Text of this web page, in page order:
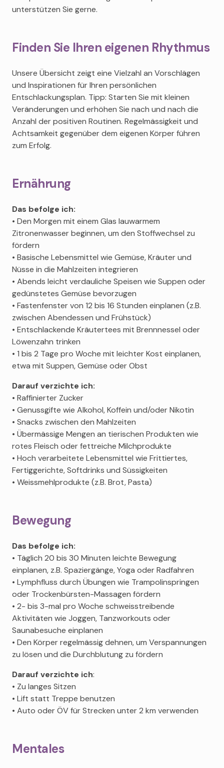
unterstützen Sie gerne.
Finden Sie Ihren eigenen Rhythmus
Unsere Übersicht zeigt eine Vielzahl an Vorschlägen
und Inspirationen für Ihren persönlichen
Entschlackungsplan. Tipp: Starten Sie mit kleinen
Veränderungen und erhöhen Sie nach und nach die
Anzahl der positiven Routinen. Regelmässigkeit und
Achtsamkeit gegenüber dem eigenen Körper führen
zum Erfolg.
Ernährung
Das befolge ich:
• Den Morgen mit einem Glas lauwarmem
Zitronenwasser beginnen, um den Stoffwechsel zu
fördern
• Basische Lebensmittel wie Gemüse, Kräuter und
Nüsse in die Mahlzeiten integrieren
• Abends leicht verdauliche Speisen wie Suppen oder
gedünstetes Gemüse bevorzugen
• Fastenfenster von 12 bis 16 Stunden einplanen (z.B.
zwischen Abendessen und Frühstück)
• Entschlackende Kräutertees mit Brennnessel oder
Löwenzahn trinken
• 1 bis 2 Tage pro Woche mit leichter Kost einplanen,
etwa mit Suppen, Gemüse oder Obst
Darauf verzichte ich:
• Raffinierter Zucker
• Genussgifte wie Alkohol, Koffein und/oder Nikotin
• Snacks zwischen den Mahlzeiten
• Übermässige Mengen an tierischen Produkten wie
rotes Fleisch oder fettreiche Milchprodukte
• Hoch verarbeitete Lebensmittel wie Frittiertes,
Fertiggerichte, Softdrinks und Süssigkeiten
• Weissmehlprodukte (z.B. Brot, Pasta)
Bewegung
Das befolge ich:
• Täglich 20 bis 30 Minuten leichte Bewegung
einplanen, z.B. Spaziergänge, Yoga oder Radfahren
• Lymphfluss durch Übungen wie Trampolinspringen
oder Trockenbürsten-Massagen fördern
• 2- bis 3-mal pro Woche schweisstreibende
Aktivitäten wie Joggen, Tanzworkouts oder
Saunabesuche einplanen
• Den Körper regelmässig dehnen, um Verspannungen
zu lösen und die Durchblutung zu fördern
Darauf verzichte ich:
• Zu langes Sitzen
• Lift statt Treppe benutzen
• Auto oder ÖV für Strecken unter 2 km verwenden
Mentales